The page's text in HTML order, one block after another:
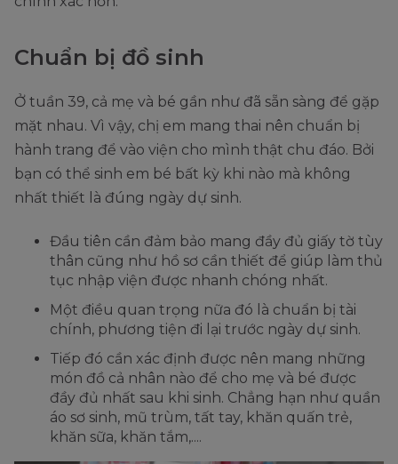
Chuẩn bị đồ sinh
Ở tuần 39, cả mẹ và bé gần như đã sẵn sàng để gặp
mặt nhau. Vì vậy, chị em mang thai nên chuẩn bị
hành trang để vào viện cho mình thật chu đáo. Bởi
bạn có thể sinh em bé bất kỳ khi nào mà không
nhất thiết là đúng ngày dự sinh.
Đầu tiên cần đảm bảo mang đầy đủ giấy tờ tùy
thân cũng như hồ sơ cần thiết để giúp làm thủ
tục nhập viện được nhanh chóng nhất.
Một điều quan trọng nữa đó là chuẩn bị tài
chính, phương tiện đi lại trước ngày dự sinh.
Tiếp đó cần xác định được nên mang những
món đồ cả nhân nào để cho mẹ và bé được
đầy đủ nhất sau khi sinh. Chẳng hạn như quần
áo sơ sinh, mũ trùm, tất tay, khăn quấn trẻ,
khăn sữa, khăn tắm,....